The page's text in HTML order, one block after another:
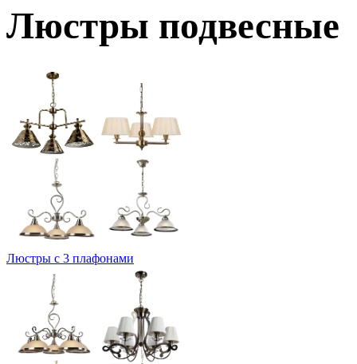
Люстры подвесные
Люстры с 3 плафонами